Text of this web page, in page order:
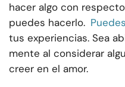
hacer algo con
puedes hacerlo.
tus experiencias. Sea
mente al considerar
creer en el amor.